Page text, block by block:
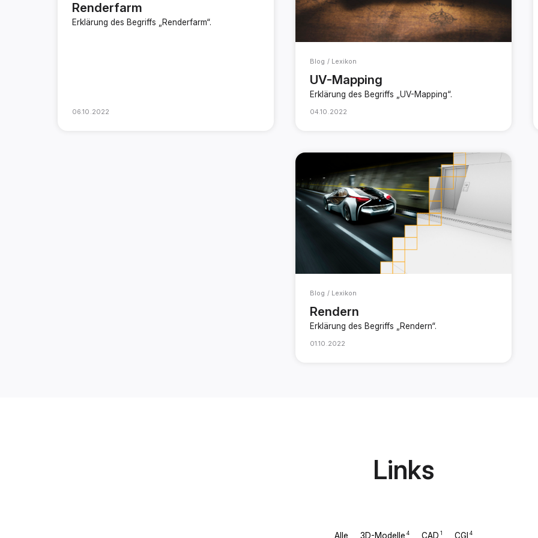
Renderfarm
Erklärung des Begriffs „Renderfarm“.
06.10.2022
Blog / Lexikon
UV-Mapping
Erklärung des Begriffs „UV-Mapping“.
04.10.2022
Blog / Lexikon
Rendern
Erklärung des Begriffs „Rendern“.
01.10.2022
Links
Alle 3D-Modelle 4 CAD 1 CGI 4